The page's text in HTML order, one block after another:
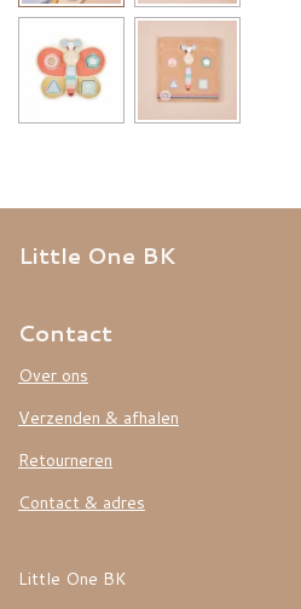
Little One BK
Contact
Over ons
Verzenden & afhalen
Retourneren
Contact & adres
Little One BK